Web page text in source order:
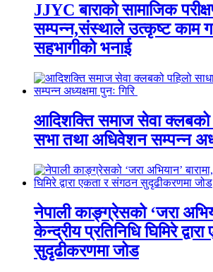
JJYC बाराको सामाजिक
सम्पन्न,संस्थाले उत्कृष्ट काम
सहभागीको भनाई
आदिशक्ति समाज सेवा क्लबको
सभा तथा अधिवेशन सम्पन्न
नेपाली काङ्ग्रेसको ‘जरा
केन्द्रीय प्रतिनिधि घिमिरे
सुदृढीकरणमा जोड